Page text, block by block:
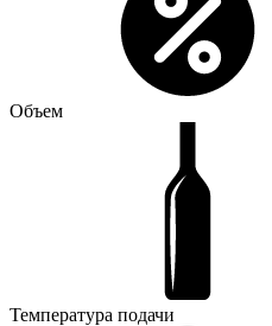
Объем
Температура подачи